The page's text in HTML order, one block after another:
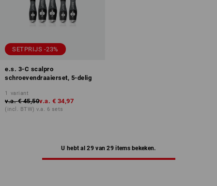
SETPRIJS -23%
e.s. 3-C scalpro
schroevendraaierset, 5-delig
1 variant
v.a. € 45,50v.a. € 34,97
(incl. BTW) v.a. 6 sets
U hebt al 29 van 29 items bekeken.